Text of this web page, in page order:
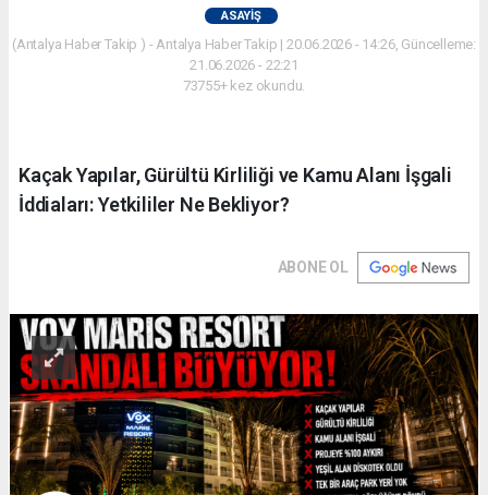
ASAYIŞ
(Antalya Haber Takip ) - Antalya Haber Takip | 20.06.2026 - 14:26, Güncelleme:
21.06.2026 - 22:21
73755+ kez okundu.
Kaçak Yapılar, Gürültü Kirliliği ve Kamu Alanı İşgali
İddiaları: Yetkililer Ne Bekliyor?
ABONE OL